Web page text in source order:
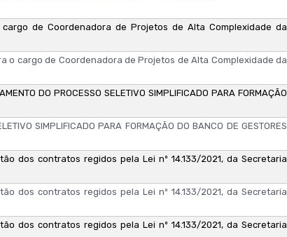
cargo de Coordenadora de Projetos de Alta Complexidade da
o cargo de Coordenadora de Projetos de Alta Complexidade da
DO PROCESSO SELETIVO SIMPLIFICADO PARA FORMAÇÃO
SIMPLIFICADO PARA FORMAÇÃO DO BANCO DE GESTORES
dos contratos regidos pela Lei nº 14.133/2021, da Secretaria
dos contratos regidos pela Lei nº 14.133/2021, da Secretaria
dos contratos regidos pela Lei nº 14.133/2021, da Secretaria